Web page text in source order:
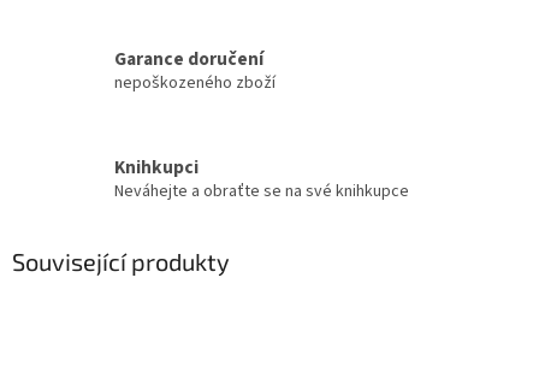
Garance doručení
nepoškozeného zboží
Knihkupci
Neváhejte a obraťte se na své knihkupce
Související produkty